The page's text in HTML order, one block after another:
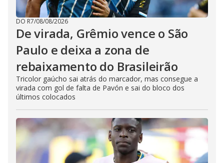
DO R7/08/08/2026
De virada, Grêmio vence o São
Paulo e deixa a zona de
rebaixamento do Brasileirão
Tricolor gaúcho sai atrás do marcador, mas consegue a
virada com gol de falta de Pavón e sai do bloco dos
últimos colocados